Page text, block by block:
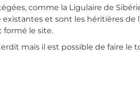
comme la Ligulaire de
et sont les héritières de
formé le site.
mais il est possible de faire le